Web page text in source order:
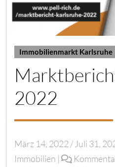
Immobilienmarkt Karlsruhe
2022
März 14, 2022 / Juli 31,
Immobilien |